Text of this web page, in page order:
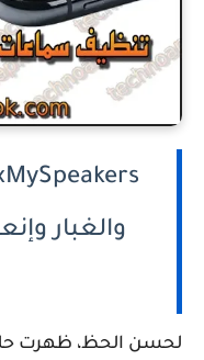
والغبار
لحسن الحظ، ظهرت